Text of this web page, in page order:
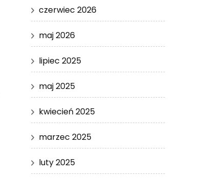
czerwiec 2026
maj 2026
lipiec 2025
maj 2025
kwiecień 2025
marzec 2025
luty 2025